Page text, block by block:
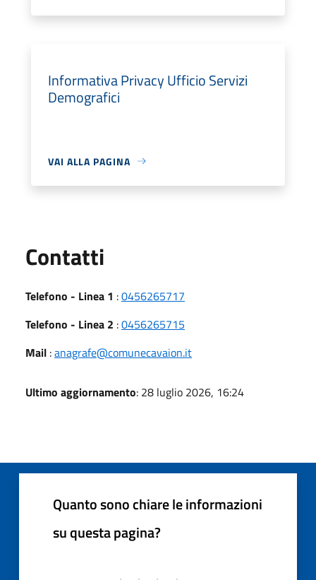
Informativa Privacy Ufficio Servizi
Demografici
VAI ALLA PAGINA
Contatti
Telefono - Linea 1 :0456265717
Telefono - Linea 2 :0456265715
Mail :anagrafe@comunecavaion.it
Ultimo aggiornamento: 28 luglio 2026, 16:24
Quanto sono chiare le informazioni
su questa pagina?